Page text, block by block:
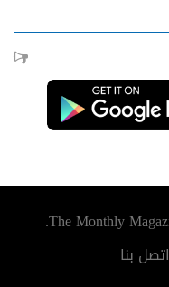
اتصل بنا